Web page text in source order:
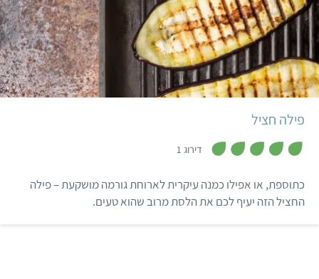
קל
פילה חציל
דירוג 1
ך
5
כתוספת, או אפילו כמנה עיקרית לארוחת גורמה מושקעת – פילה
החציל הזה יעיף לכם את הלסת מרוב שהוא טעים.